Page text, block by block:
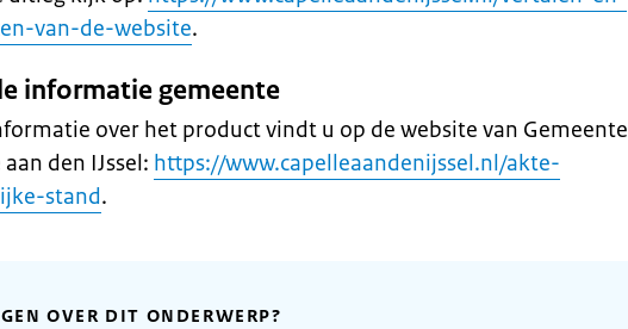
van-de-website.
informatie gemeente
over het product vindt u op de website van Gemeente
den IJssel: https://www.capelleaandenijssel.nl/akte-
stand.
OVER DIT ONDERWERP?